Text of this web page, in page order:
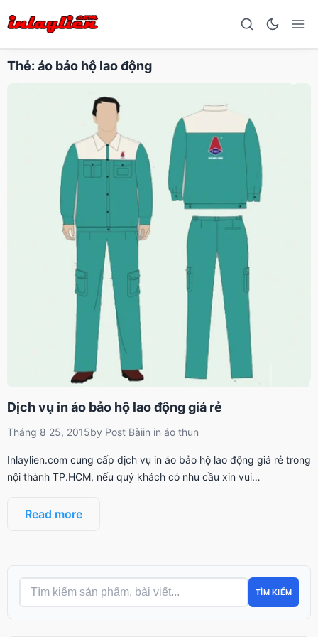
Thẻ: áo bảo hộ lao động
Dịch vụ in áo bảo hộ lao động giá rẻ
Tháng 8 25, 2015by Post Bàiin in áo thun
Inlaylien.com cung cấp dịch vụ in áo bảo hộ lao động giá rẻ trong
nội thành TP.HCM, nếu quý khách có nhu cầu xin vui…
Read more
TÌM KIẾM